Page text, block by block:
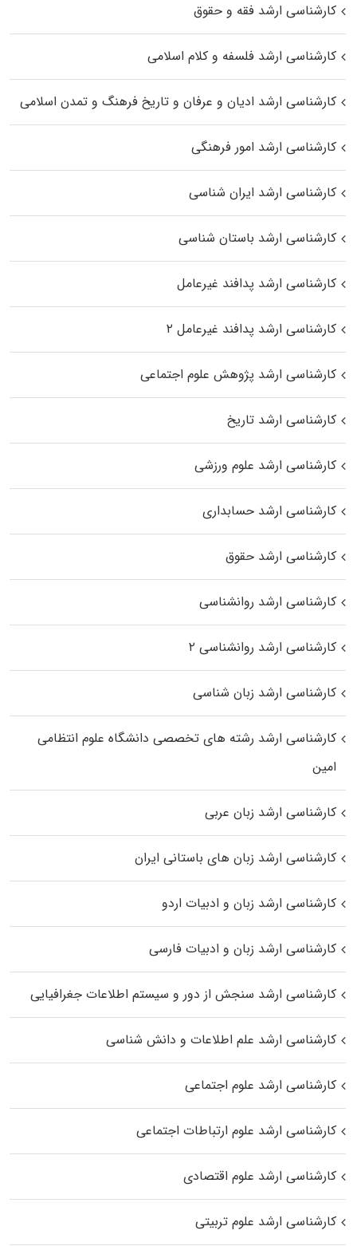
کارشناسی ارشد فقه و حقوق
کارشناسی ارشد فلسفه و کلام اسلامی
کارشناسی ارشد ادیان و عرفان و تاریخ فرهنگ و تمدن اسلامی
کارشناسی ارشد امور فرهنگی
کارشناسی ارشد ایران شناسی
کارشناسی ارشد باستان شناسی
کارشناسی ارشد پدافند غیرعامل
کارشناسی ارشد پدافند غیرعامل ۲
کارشناسی ارشد پژوهش علوم اجتماعی
کارشناسی ارشد تاریخ
کارشناسی ارشد علوم ورزشی
کارشناسی ارشد حسابداری
کارشناسی ارشد حقوق
کارشناسی ارشد روانشناسی
کارشناسی ارشد روانشناسی ۲
کارشناسی ارشد زبان شناسی
کارشناسی ارشد رﺷﺘﻪ ﻫﺎی تخصصی داﻧﺸﮕﺎه ﻋﻠﻮم انتظامی
اﻣﻴﻦ
کارشناسی ارشد زبان عربی
کارشناسی ارشد زبان‌ های باستانی ایران
کارشناسی ارشد زبان و ادبیات اردو
کارشناسی ارشد زبان و ادبیات فارسی
کارشناسی ارشد سنجش از دور و سیستم اطلاعات جغرافیایی
کارشناسی ارشد علم اطلاعات و دانش شناسی
کارشناسی ارشد علوم اجتماعی
کارشناسی ارشد علوم ارتباطات اجتماعی
کارشناسی ارشد علوم اقتصادی
کارشناسی ارشد علوم تربیتی